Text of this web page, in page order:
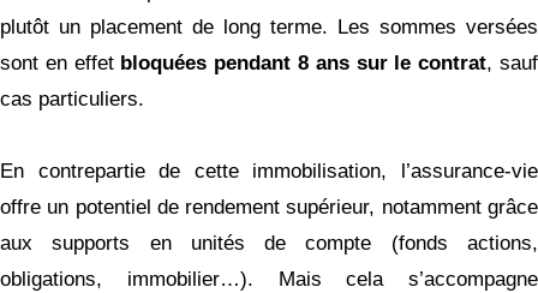
plutôt un placement de long terme. Les sommes versées
sont en effet bloquées pendant 8 ans sur le contrat, sauf
cas particuliers.
En contrepartie de cette immobilisation, l’assurance-vie
offre un potentiel de rendement supérieur, notamment grâce
aux supports en unités de compte (fonds actions,
obligations, immobilier…). Mais cela s’accompagne